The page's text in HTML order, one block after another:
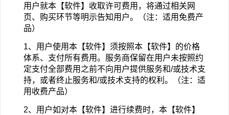
用户就本【软件】收取许可费用，将通过相关网
页、购买环节等明示告知用户。（注：适用免费产
品）
1、用户使用本【软件】须按照本【软件】的价格
体系、支付所有费用。服务商保留在用户未按照约
定支付全部费用之前不向用户提供服务和/或技术支
持，或者终止服务和/或技术支持的权利。（注：适
用收费产品）
2、用户如对本【软件】进行续费时，本【软件】